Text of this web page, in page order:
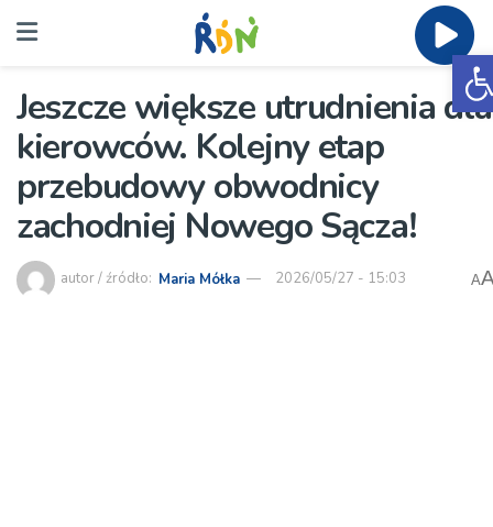
Jeszcze większe utrudnienia dla
kierowców. Kolejny etap
przebudowy obwodnicy
zachodniej Nowego Sącza!
autor / źródło: Maria Mółka 2026/05/27 - 15:03 A